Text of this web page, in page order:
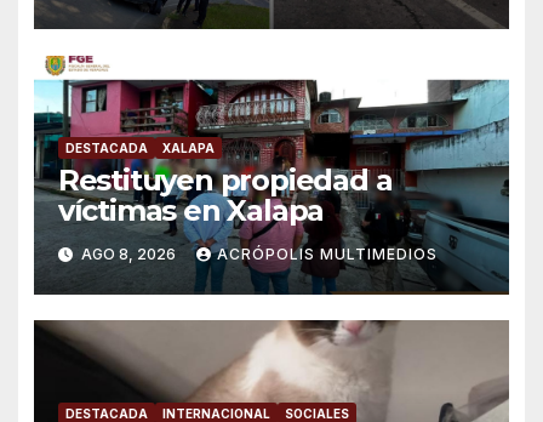
DESTACADA XALAPA
Restituyen propiedad a
víctimas en Xalapa
AGO 8, 2026 ACRÓPOLIS MULTIMEDIOS
DESTACADA INTERNACIONAL SOCIALES